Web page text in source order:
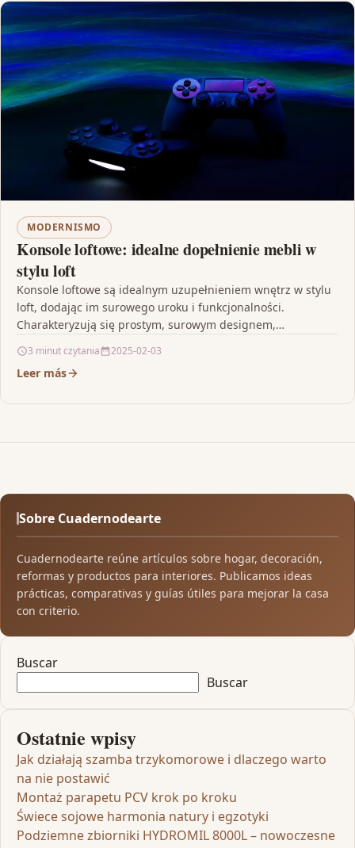
MODERNISMO
Konsole loftowe: idealne dopełnienie mebli w
stylu loft
Konsole loftowe są idealnym uzupełnieniem wnętrz w stylu
loft, dodając im surowego uroku i funkcjonalności.
Charakteryzują się prostym, surowym designem,
3 minut czytania 2025-02-03
Leer más
Sobre Cuadernodearte
Cuadernodearte reúne artículos sobre hogar, decoración,
reformas y productos para interiores. Publicamos ideas
prácticas, comparativas y guías útiles para mejorar la casa
con criterio.
Buscar
Buscar
Ostatnie wpisy
Jak działają szamba trzykomorowe i dlaczego warto
na nie postawić
Montaż parapetu PCV krok po kroku
Świece sojowe harmonia natury i egzotyki
Podziemne zbiorniki HYDROMIL 8000L – nowoczesne